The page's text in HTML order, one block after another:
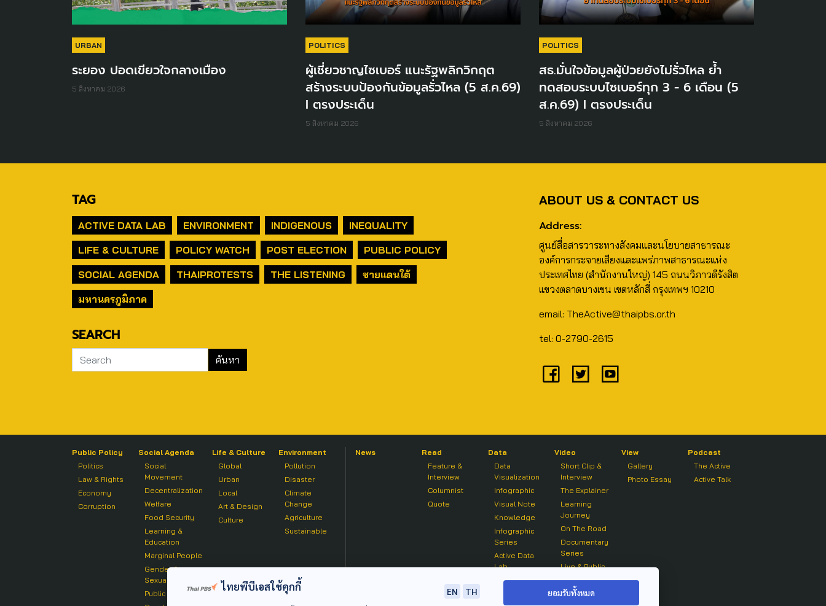
URBAN
ระยอง ปอดเขียวใจกลางเมือง
5 สิงหาคม 2026
POLITICS
ผู้เชี่ยวชาญไซเบอร์ แนะรัฐพลิกวิกฤต
สร้างระบบป้องกันข้อมูลรั่วไหล (5 ส.ค.69)
I ตรงประเด็น
5 สิงหาคม 2026
POLITICS
สธ.มั่นใจข้อมูลผู้ป่วยยังไม่รั่วไหล ย้ำ
ทดสอบระบบไซเบอร์ทุก 3 - 6 เดือน (5
ส.ค.69) I ตรงประเด็น
5 สิงหาคม 2026
TAG
ACTIVE DATA LAB ENVIRONMENT INDIGENOUS
INEQUALITY
LIFE & CULTURE
POLICY WATCH POST ELECTION
PUBLIC POLICY
SOCIAL AGENDA
THAIPROTESTS THE LISTENING
ชายแดนใต้
มหานครภูมิภาค
SEARCH
ABOUT US & CONTACT US
Address:
ศูนย์สื่อสารวาระทางสังคมและนโยบายสาธารณะ
องค์การกระจายเสียงและแพร่ภาพสาธารณะแห่ง
ประเทศไทย (สำนักงานใหญ่) 145 ถนนวิภาวดีรังสิต
แขวงตลาดบางเขน เขตหลักสี่ กรุงเทพฯ 10210
email: TheActive@thaipbs.or.th
tel: 0-2790-2615
Public Policy
Politics
Law & Rights
Economy
Corruption
Social Agenda
Social
Movement
Decentralization
Welfare
Food Security
Learning &
Education
Marginal People
Gender &
Sexuality
Public Health
Life & Culture
Global
Urban
Local
Art & Design
Culture
Environment
Pollution
Disaster
Climate
Change
Agriculture
Sustainable
News
Read
Feature &
Interview
Columnist
Quote
Data
Data
Visualization
Infographic
Visual Note
Knowledge
Infographic
Series
Active Data
Lab
Video
Short Clip &
Interview
The Explainer
Learning
Journey
On The Road
Documentary
Series
Live & Public
On air Clip
View
Gallery
Photo Essay
Podcast
The Active
Active Talk
ไทยพีบีเอสใช้คุกกี้ EN TH ยอมรับทั้งหมด